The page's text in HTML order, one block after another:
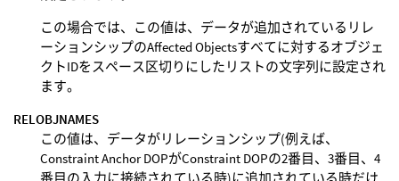
この場合では、この値は、データが追加されているリレ
ーションシップのAffected Objectsすべてに対するオブジェ
クトIDをスペース区切りにしたリストの文字列に設定され
ます。
RELOBJNAMES
この値は、データがリレーションシップ(例えば、
Constraint Anchor DOPがConstraint DOPの2番目、3番目、4